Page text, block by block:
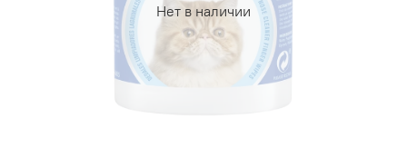
Нет в наличии